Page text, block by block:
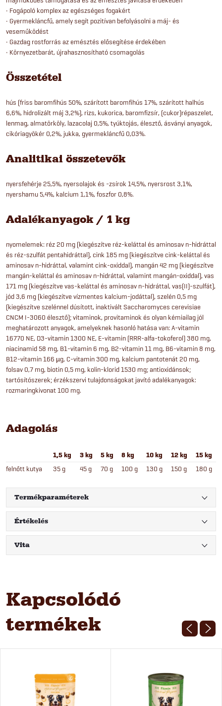
• Fogápoló komplex az egészséges fogakért
• Gyermekláncfű, amely segít pozitívan befolyásolni a máj- és
veseműködést
• Gazdag rostforrás az emésztés elősegítése érdekében
• Környezetbarát, újrahasznosítható csomagolás
Összetétel
hús (friss baromfihús 50%, szárított baromfihús 17%, szárított halhús
6,6%, hidrolizált máj 3,2%), rizs, kukorica, baromfizsír, (cukor)répaszelet,
lenmag, almatörköly, lazacolaj 0,5%, tyúktojás, élesztő, ásványi anyagok,
cikóriagyökér 0,2%, jukka, gyermekláncfű 0,03%.
Analitikai összetevők
nyersfehérje 25,5%, nyersolajok és -zsírok 14,5%, nyersrost 3,1%,
nyershamu 5,4%, kalcium 1,1%, foszfor 0,8%.
Adalékanyagok / 1 kg
nyomelemek: réz 20 mg (kiegészítve réz-keláttal és aminosav n-hidráttal
és réz-szulfát pentahidráttal), cink 185 mg (kiegészítve cink-keláttal és
aminosav n-hidráttal, valamint cink-oxiddal), mangán 42 mg (kiegészítve
mangán-keláttal és aminosav n-hidráttal, valamint mangán-oxiddal), vas
171 mg (kiegészítve vas-keláttal és aminosav n-hidráttal, vas(II)-szulfát),
jód 3,6 mg (kiegészítve vízmentes kalcium-jodáttal), szelén 0,5 mg
(kiegészítve szelénnel dúsított, inaktivált Saccharomyces cerevisiae
CNCM I-3060 élesztő); vitaminok, provitaminok és olyan kémiailag jól
meghatározott anyagok, amelyeknek hasonló hatása van: A-vitamin
16770 NE, D3-vitamin 1300 NE, E-vitamin (RRR-alfa-tokoferol) 380 mg,
niacinamid 58 mg, B1-vitamin 6 mg, B2-vitamin 11 mg, B6-vitamin 8 mg,
B12-vitamin 166 µg, C-vitamin 300 mg, kalcium pantotenát 20 mg,
folsav 0,7 mg, biotin 0,5 mg, kolin-klorid 1530 mg; antioxidánsok;
tartósítószerek; érzékszervi tulajdonságokat javító adalékanyagok:
rozmaringkivonat 100 mg.
Adagolás
1,5 kg 3 kg 5 kg 8 kg 10 kg 12 kg 15 kg
felnőtt kutya 35 g 45 g 70 g 100 g 130 g 150 g 180 g
Termékparaméterek
Értékelés
Vita
Kapcsolódó
termékek